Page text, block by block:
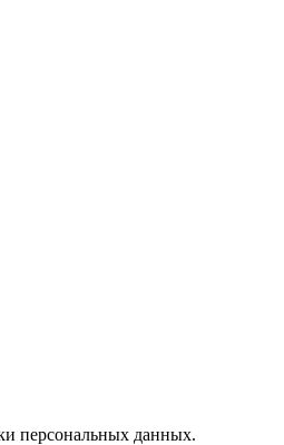
персональных данных.